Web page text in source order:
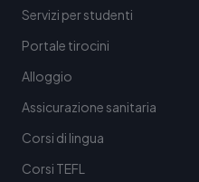
Servizi per studenti
Portale tirocini
Alloggio
Assicurazione sanitaria
Corsi di lingua
Corsi TEFL